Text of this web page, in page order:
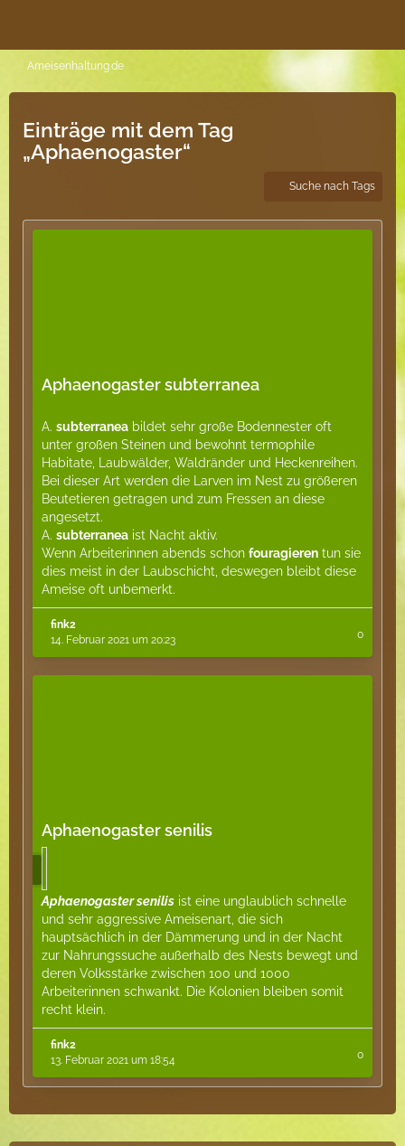
Ameisenhaltung.de
Einträge mit dem Tag
„Aphaenogaster“
Suche nach Tags
Aphaenogaster subterranea
A. subterranea bildet sehr große Bodennester oft
unter großen Steinen und bewohnt termophile
Habitate, Laubwälder, Waldränder und Heckenreihen.
Bei dieser Art werden die Larven im Nest zu größeren
Beutetieren getragen und zum Fressen an diese
angesetzt.
A. subterranea ist Nacht aktiv.
Wenn Arbeiterinnen abends schon fouragieren tun sie
dies meist in der Laubschicht, deswegen bleibt diese
Ameise oft unbemerkt.
fink2
14. Februar 2021 um 20:23
0
Aphaenogaster senilis
Aphaenogaster senilis ist eine unglaublich schnelle
und sehr aggressive Ameisenart, die sich
hauptsächlich in der Dämmerung und in der Nacht
zur Nahrungssuche außerhalb des Nests bewegt und
deren Volksstärke zwischen 100 und 1000
Arbeiterinnen schwankt. Die Kolonien bleiben somit
recht klein.
fink2
13. Februar 2021 um 18:54
0